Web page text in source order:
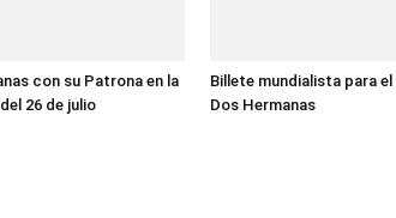
con su Patrona en la
26 de julio
Billete mundialista para
Dos Hermanas